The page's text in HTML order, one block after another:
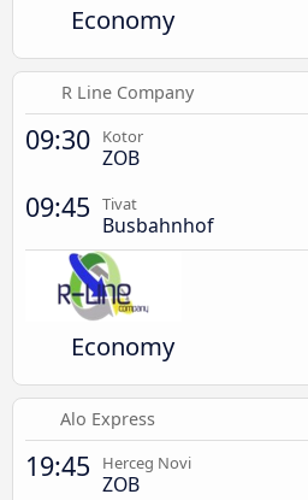
Economy
R Line Company
09:30 Kotor
ZOB
09:45 Tivat
Busbahnhof
Economy
Alo Express
19:45 Herceg Novi
ZOB